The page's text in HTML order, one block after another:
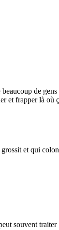
de
frapper là où
et qui
souvent traiter